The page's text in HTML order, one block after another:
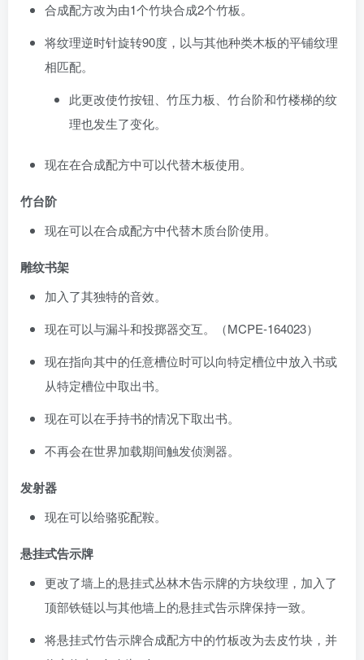
合成配方改为由1个竹块合成2个竹板。
将纹理逆时针旋转90度，以与其他种类木板的平铺纹理
相匹配。
此更改使竹按钮、竹压力板、竹台阶和竹楼梯的纹
理也发生了变化。
现在在合成配方中可以代替木板使用。
竹台阶
现在可以在合成配方中代替木质台阶使用。
雕纹书架
加入了其独特的音效。
现在可以与漏斗和投掷器交互。（MCPE-164023）
现在指向其中的任意槽位时可以向特定槽位中放入书或
从特定槽位中取出书。
现在可以在手持书的情况下取出书。
不再会在世界加载期间触发侦测器。
发射器
现在可以给骆驼配鞍。
悬挂式告示牌
更改了墙上的悬挂式丛林木告示牌的方块纹理，加入了
顶部铁链以与其他墙上的悬挂式告示牌保持一致。
将悬挂式竹告示牌合成配方中的竹板改为去皮竹块，并